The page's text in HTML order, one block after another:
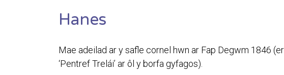
Hanes
Mae adeilad ar y safle cornel hwn ar Fap Degwm 1846
‘Pentref Trelái’ ar ôl y borfa gyfagos).